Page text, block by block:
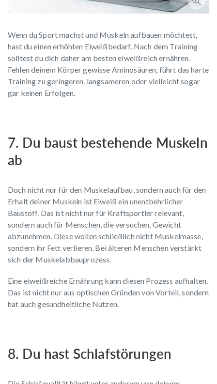
Wenn du Sport machst und Muskeln aufbauen möchtest,
hast du einen erhöhten Eiweißbedarf. Nach dem Training
solltest du dich daher am besteneiweißreich ernähren
Fehlen deinem Körper gewisse Aminosäuren, führt das harte
Training zu geringeren, langsameren oder vielleicht sogar
gar keinen Erfolgen.
7. Du baust bestehende Muskeln
ab
Doch nicht nur für den Muskelaufbau, sondern auch für den
Erhalt deiner Muskeln ist Eiweiß ein unentbehrlicher
Baustoff. Das ist nicht nur für Kraftsportler relevant,
sondern auch für Menschen, die versuchen, Gewicht
abzunehmen. Diese wollen schließlich nicht Muskelmasse,
sondern ihr Fett verlieren. Bei älteren Menschen verstärkt
sich der Muskelabbauprozess.
Eine eiweißreiche Ernährung kann diesen Prozess aufhalten.
Das ist nicht nur aus optischen Gründen von Vorteil, sondern
hat auch gesundheitliche Nutzen.
8. Du hast Schlafstörungen